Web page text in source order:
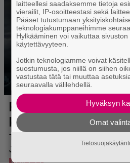
laitteellesi saadaksemme tietoja
vierailit, IP-osoitteestasi sekä
Pääset tutustumaan
teknologiakumppaneihimme
Hylkääminen voi vaikuttaa
käytettävyyteen.
Jotkin teknologiamme voivat
suostumusta, jos niillä on siihen
vastustaa tätä tai muuttaa
seuraavalla välilehdellä.
Hyväksyn
Omat